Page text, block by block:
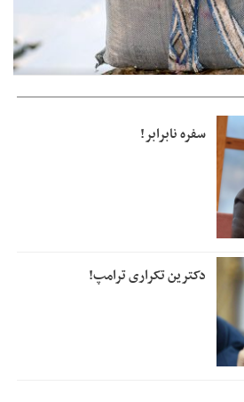
خارج از مراجع رسمی فاقد سندیت است
سفره نابرابر!
دکترین تکراری ترامپ!